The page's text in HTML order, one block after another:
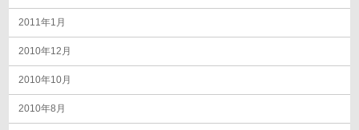
2011年1月
2010年12月
2010年10月
2010年8月